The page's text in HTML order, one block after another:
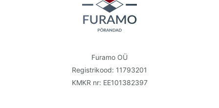
Furamo OÜ
Registrikood: 11793201
KMKR nr: EE101382397